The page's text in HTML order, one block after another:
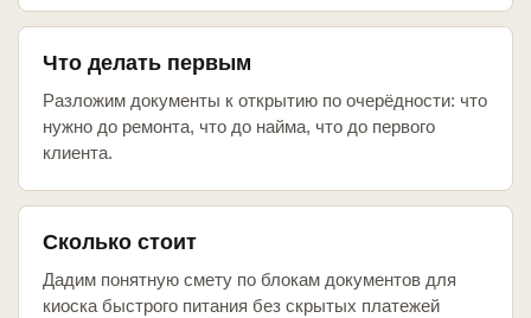
Что делать первым
Разложим документы к открытию по очерёдности: что
нужно до ремонта, что до найма, что до первого
клиента.
Сколько стоит
Дадим понятную смету по блокам документов для
киоска быстрого питания без скрытых платежей